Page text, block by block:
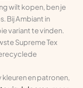
wilt kopen, ben je
Bij Ambiant in
variant te vinden.
Supreme Tex
en patronen,